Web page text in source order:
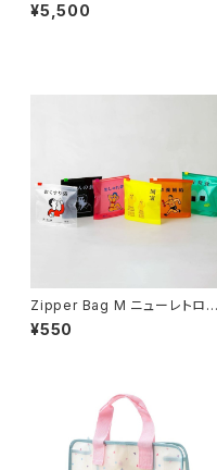
¥5,500
Zipper Bag M ニューレトロ
ジッパーバッグ M （6枚入り）
¥550